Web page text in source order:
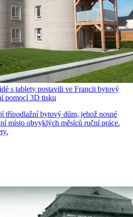
s tablety postavili ve Francii bytový
pomocí 3D tisku
třípodlažní bytový dům, jehož nosné
místo obvyklých měsíců ruční práce.